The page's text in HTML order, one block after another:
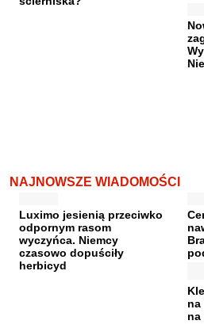
NAJNOWSZE WIADOMOŚCI
Luximo jesienią przeciwko
odpornym rasom
wyczyńca. Niemcy
czasowo dopuściły
herbicyd
na
na